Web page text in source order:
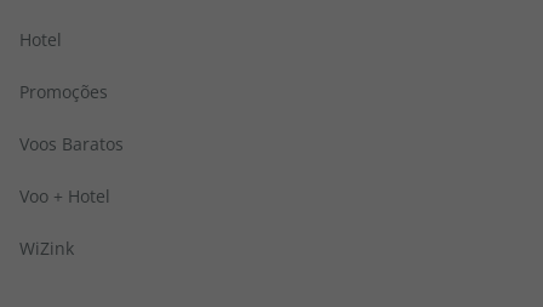
Hotel
Promoções
Voos Baratos
Voo + Hotel
WiZink